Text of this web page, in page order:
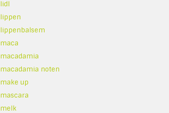
lidl
lippen
lippenbalsem
maca
macadamia
macadamia noten
make up
mascara
melk